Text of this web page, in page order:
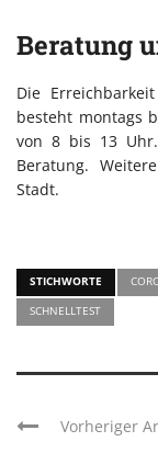
Beratung
Die
besteht montags
von 8 bis 13
Beratung.
Stadt.
STICHWORTE
SCHNELLTEST
Vorheriger